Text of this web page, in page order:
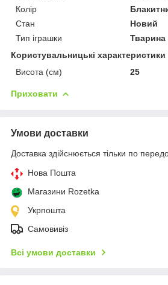
Колір
Стан
Новий
Тип іграшки
Тварина
Користувальницькі характеристики
Висота (см)
25
Приховати
Умови доставки
Доставка здійснюється тільки по
Нова Пошта
Магазини Rozetka
Укрпошта
Самовивіз
Всі умови доставки